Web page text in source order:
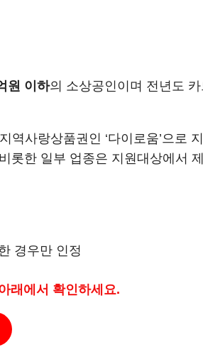
원 이하의 소상공인이며 전년도
사랑상품권인 ‘다이로움’으로
롯한 일부 업종은 지원대상에서
경우만 인정
래에서 확인하세요.